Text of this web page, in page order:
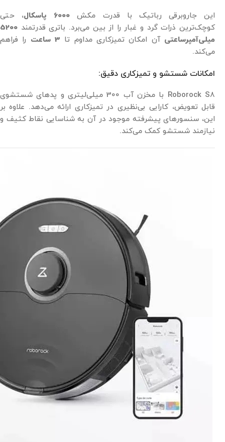
این جاروبرقی رباتیک با قدرت مکش 6000 پاسکال
، حتی
کوچک‌ترین ذرات گرد و غبار را از بین می‌برد. باتری قدرتمند 5200
میلی‌آمپرساعتی آن امکان تمیزکاری مداوم تا 3 ساعت
را فراهم
می‌کند.
امکانات شستشو و تمیزکاری دقیق:
Roborock S8 با مخزن آب 300 میلی‌لیتری و پدهای شستشوی
قابل تعویض، کارایی بی‌نظیری در تمیزکاری ارائه می‌دهد. علاوه بر
این، سنسورهای پیشرفته موجود در آن به شناسایی نقاط کثیف و
نیازمند شستشو کمک می‌کند.